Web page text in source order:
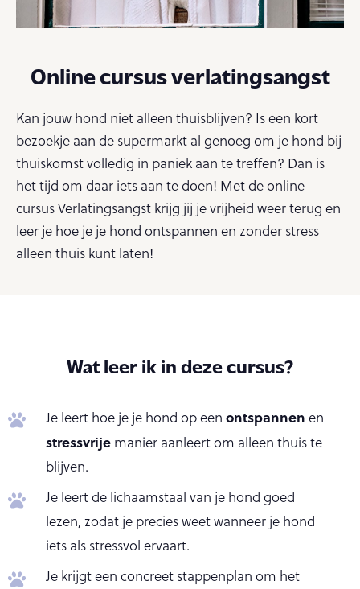
Online cursus verlatingsangst
Kan jouw hond niet alleen thuisblijven? Is een kort
bezoekje aan de supermarkt al genoeg om je hond bij
thuiskomst volledig in paniek aan te treffen? Dan is
het tijd om daar iets aan te doen! Met de online
cursus Verlatingsangst krijg jij je vrijheid weer terug en
leer je hoe je je hond ontspannen en zonder stress
alleen thuis kunt laten!
Wat leer ik in deze cursus?
Je leert hoe je je hond op een ontspannen en
stressvrijemanier aanleert om alleen thuis te
blijven.
Je leert de lichaamstaal van je hond goed
lezen, zodat je precies weet wanneer je hond
iets als stressvol ervaart.
Je krijgt een concreet stappenplan om het